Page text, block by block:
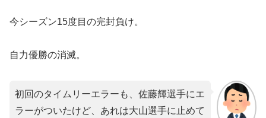
今シーズン15度目の完封負け。
自力優勝の消滅。
初回のタイムリーエラーも、佐藤輝選手にエ
ラーがついたけど、あれは大山選手に止めて